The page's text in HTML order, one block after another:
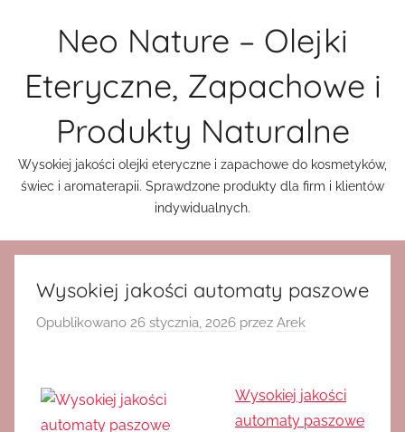
Neo Nature – Olejki
Eteryczne, Zapachowe i
Produkty Naturalne
Wysokiej jakości olejki eteryczne i zapachowe do kosmetyków,
świec i aromaterapii. Sprawdzone produkty dla firm i klientów
indywidualnych.
Wysokiej jakości automaty paszowe
Opublikowano 26 stycznia, 2026 przez Arek
Wysokiej jakości
automaty paszowe